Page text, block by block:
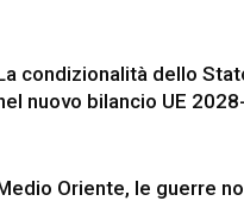
condizionalità dello
nuovo bilancio UE
Oriente, le guerre